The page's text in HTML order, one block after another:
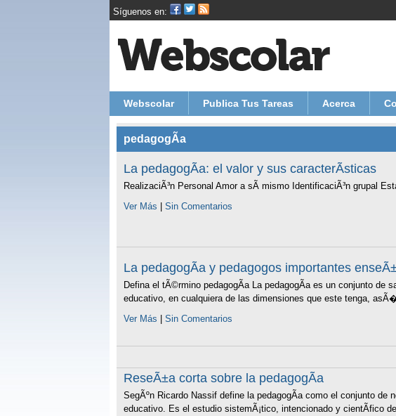
Síguenos en:
Webscolar Publica Tus Tareas Acerca
pedagogÃ­a
La pedagogÃ­a: el valor y sus caracterÃ­sticas
RealizaciÃ³n Personal Amor a sÃ­ mismo IdentificaciÃ³n grupal
Ver Más
Sin Comentarios
La pedagogÃ­a y pedagogos importantes
Defina el tÃ©rmino pedagogÃ­a La pedagogÃ­a es un conjunto de
educativo, en cualquiera de las dimensiones que este tenga,
Ver Más
Sin Comentarios
ReseÃ±a corta sobre la pedagogÃ­a
SegÃºn Ricardo Nassif define la pedagogÃ­a como el conjunto de
educativo. Es el estudio sistemÃ¡tico, intencionado y cientÃ­fico